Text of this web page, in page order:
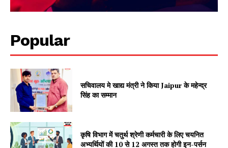
Popular
सचिवालय मे खाद्य मंत्री ने किया Jaipur के महेन्द्र
सिंह का सम्मान
कृषि विभाग में चतुर्थ श्रेणी कर्मचारी के लिए चयनित
अभ्यर्थियों की 10 से 12 अगस्त तक होगी इन-पर्सन